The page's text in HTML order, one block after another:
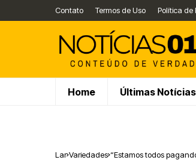
Contato Termos de Uso Política de
Home Últimas Notícias
Lar Variedades “Estamos todos